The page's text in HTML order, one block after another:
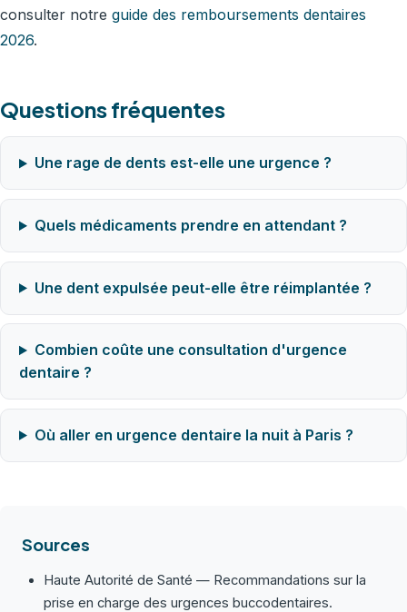
consulter notre guide des remboursements dentaires
2026.
Questions fréquentes
Une rage de dents est-elle une urgence ?
Quels médicaments prendre en attendant ?
Une dent expulsée peut-elle être réimplantée ?
Combien coûte une consultation d'urgence
dentaire ?
Où aller en urgence dentaire la nuit à Paris ?
Sources
Haute Autorité de Santé — Recommandations sur la
prise en charge des urgences buccodentaires.